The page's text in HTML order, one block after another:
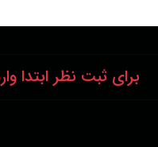
برای ثبت نظر ابتدا